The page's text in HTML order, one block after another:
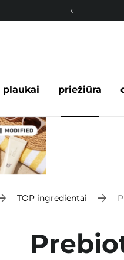
plaukai priežiūra
TOP ingredientai